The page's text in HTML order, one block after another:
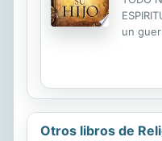
un
los
vida
una
puede
En este
Otros libros de